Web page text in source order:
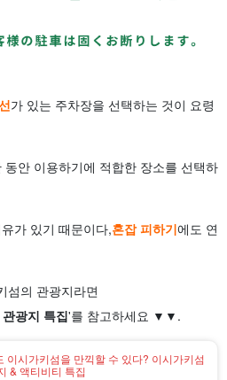
가 있는 주차장을 선택하는 것이 요령
안 이용하기에 적합한 장소를 선택하
가 있기 때문이다,혼잡 피하기에도 연
섬의 관광지라면
광지 특집'를 참고하세요 ▼▼.
이시가키섬을 만끽할 수 있다? 이시가키섬
& 액티비티 특집